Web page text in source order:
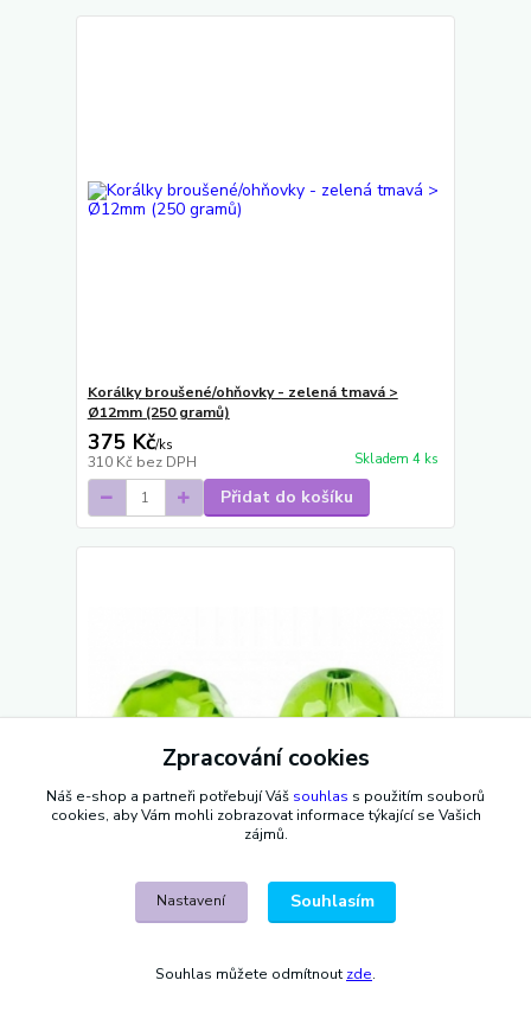
Korálky broušené/ohňovky - zelená tmavá >
Ø12mm (250 gramů)
375 Kč/ks
310 Kč bez DPH Skladem 4 ks
Přidat do košíku
Korálky broušené/ohňovky - zelená světlá >
/ks
Zpracování cookies
Náš e-shop a partneři potřebují Váš souhlas s použitím souborů
cookies, aby Vám mohli zobrazovat informace týkající se Vašich
zájmů.
Nastavení Souhlasím
Souhlas můžete odmítnout zde.